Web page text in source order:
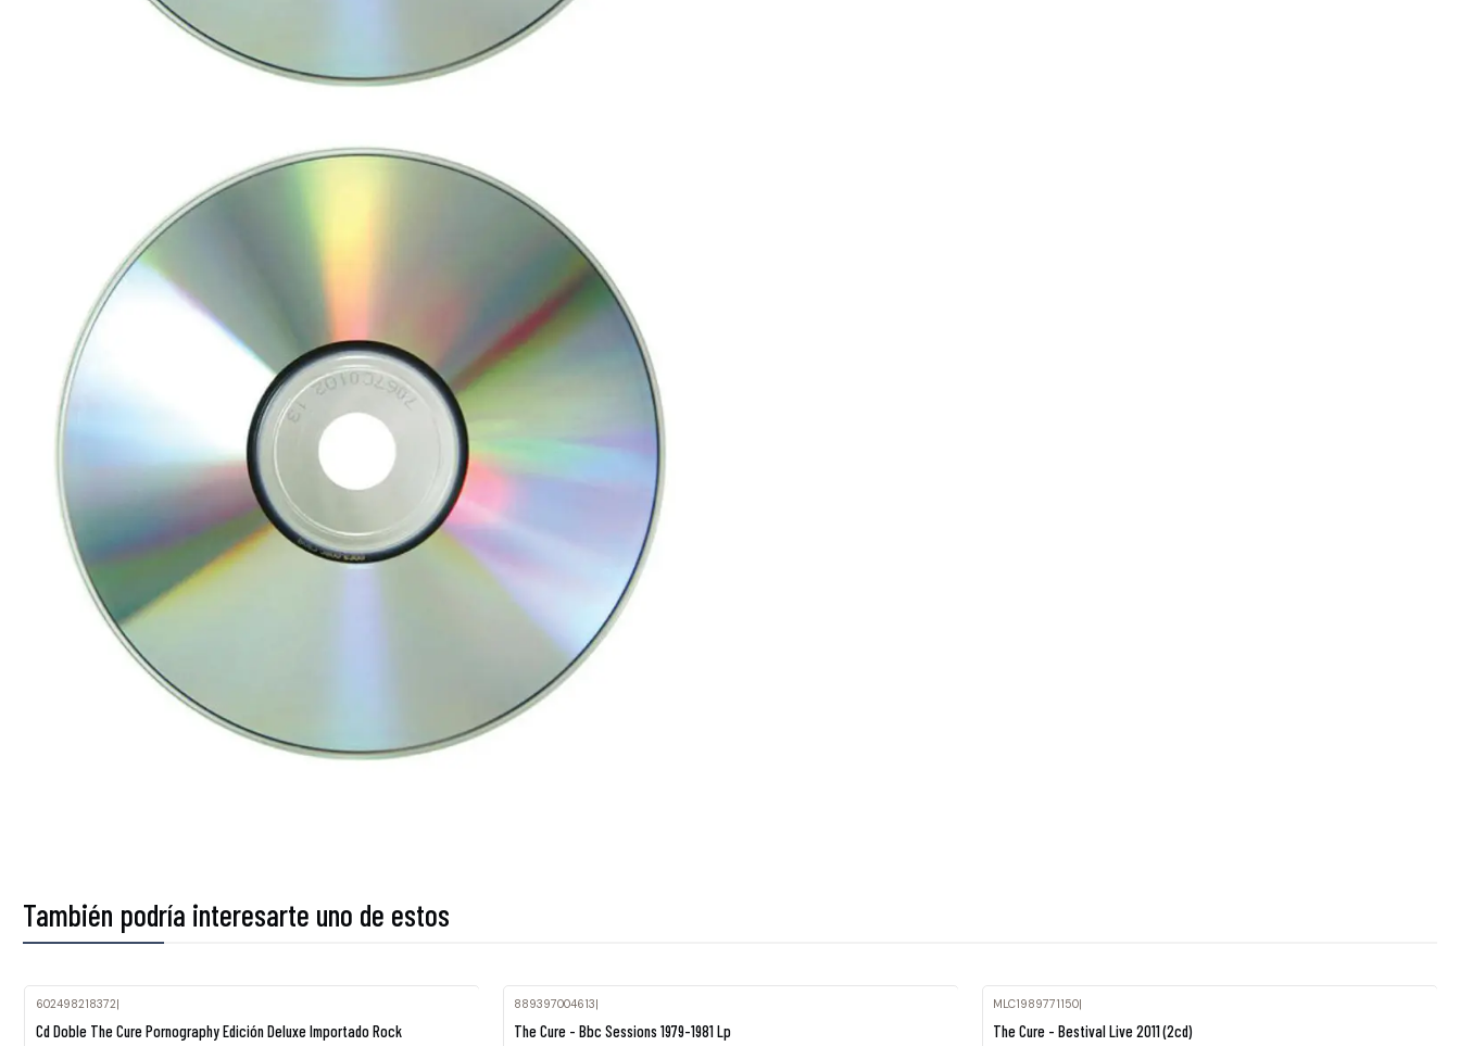
También podría interesarte uno de estos
602498218372|
Cd Doble The Cure Pornography Edición Deluxe Importado Rock
889397004613|
The Cure - Bbc Sessions 1979-1981 Lp
MLC1989771150|
The Cure - Bestival Live 2011 (2cd)